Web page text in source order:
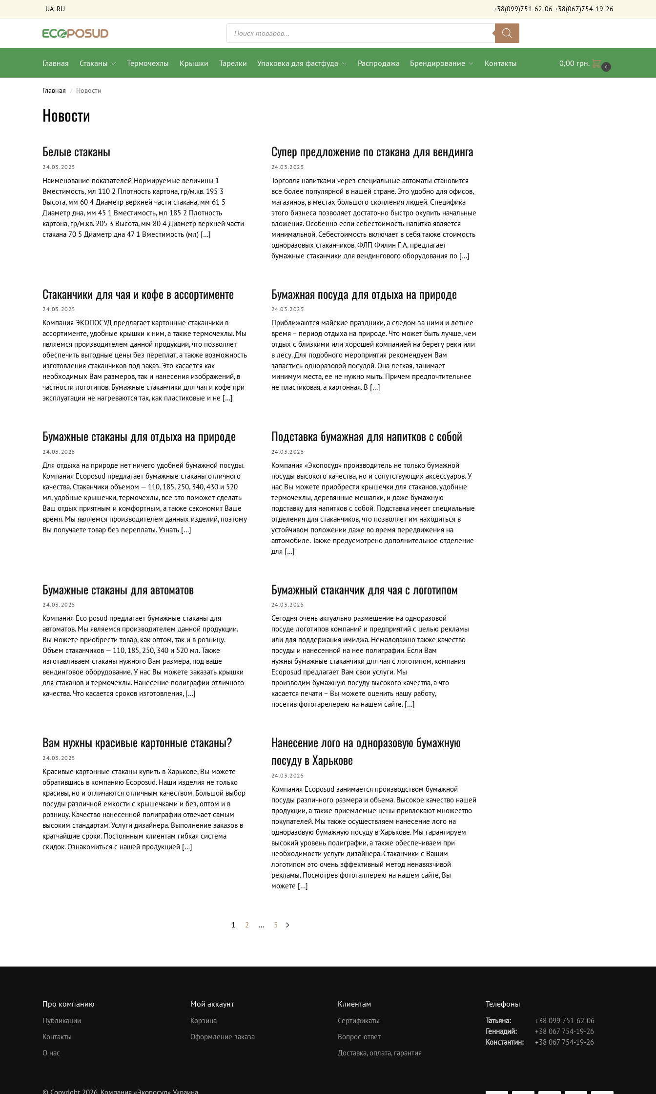
UA RU +38(099)751-62-06 +38(067)754-19-26
Главная Стаканы Термочехлы Крышки Тарелки Упаковка для фастфуда Распродажа Брендирование Контакты 0,00 грн. 0
Главная / Новости
Новости
Белые стаканы
24.03.2025
Наименование показателей Нормируемые величины 1
Вместимость, мл 110 2 Плотность картона, гр/м.кв. 195 3
Высота, мм 60 4 Диаметр верхней части стакана, мм 61 5
Диаметр дна, мм 45 1 Вместимость, мл 185 2 Плотность
картона, гр/м.кв. 205 3 Высота, мм 80 4 Диаметр верхней части
стакана 70 5 Диаметр дна 47 1 Вместимость (мл) […]
Супер предложение по стакана для вендинга
24.03.2025
Торговля напитками через специальные автоматы становится
все более популярной в нашей стране. Это удобно для офисов,
магазинов, в местах большого скопления людей. Специфика
этого бизнеса позволяет достаточно быстро окупить начальные
вложения. Особенно если себестоимость напитка является
минимальной. Себестоимость включает в себя также стоимость
одноразовых стаканчиков. ФЛП Филин Г.А. предлагает
бумажные стаканчики для вендингового оборудования по […]
Стаканчики для чая и кофе в ассортименте
24.03.2025
Компания ЭКОПОСУД предлагает картонные стаканчики в
ассортименте, удобные крышки к ним, а также термочехлы. Мы
являемся производителем данной продукции, что позволяет
обеспечить выгодные цены без переплат, а также возможность
изготовления стаканчиков под заказ. Это касается как
необходимых Вам размеров, так и нанесения изображений, в
частности логотипов. Бумажные стаканчики для чая и кофе при
эксплуатации не нагреваются так, как пластиковые и не […]
Бумажная посуда для отдыха на природе
24.03.2025
Приближаются майские праздники, а следом за ними и летнее
время – период отдыха на природе. Что может быть лучше, чем
отдых с близкими или хорошей компанией на берегу реки или
в лесу. Для подобного мероприятия рекомендуем Вам
запастись одноразовой посудой. Она легкая, занимает
минимум места, ее не нужно мыть. Причем предпочтительнее
не пластиковая, а картонная. В […]
Бумажные стаканы для отдыха на природе
24.03.2025
Для отдыха на природе нет ничего удобней бумажной посуды.
Компания Еcoposud предлагает бумажные стаканы отличного
качества. Стаканчики объемом — 110, 185, 250, 340, 430 и 520
мл, удобные крышечки, термочехлы, все это поможет сделать
Ваш отдых приятным и комфортным, а также сэкономит Ваше
время. Мы являемся производителем данных изделий, поэтому
Вы получаете товар без переплаты. Узнать […]
Подставка бумажная для напитков с собой
24.03.2025
Компания «Экопосуд» производитель не только бумажной
посуды высокого качества, но и сопутствующих аксессуаров. У
нас Вы можете приобрести крышечки для стаканов, удобные
термочехлы, деревянные мешалки, и даже бумажную
подставку для напитков с собой. Подставка имеет специальные
отделения для стаканчиков, что позволяет им находиться в
устойчивом положении даже во время передвижения на
автомобиле. Также предусмотрено дополнительное отделение
для […]
Бумажные стаканы для автоматов
24.03.2025
Компания Еco posud предлагает бумажные стаканы для
автоматов. Мы являемся производителем данной продукции.
Вы можете приобрести товар, как оптом, так и в розницу.
Объем стаканчиков — 110, 185, 250, 340 и 520 мл. Также
изготавливаем стаканы нужного Вам размера, под ваше
вендинговое оборудование. У нас Вы можете заказать крышки
для стаканов и термочехлы. Нанесение полиграфии отличного
качества. Что касается сроков изготовления, […]
Бумажный стаканчик для чая с логотипом
24.03.2025
Сегодня очень актуально размещение на одноразовой
посуде логотипов компаний и предприятий с целью рекламы
или для поддержания имиджа. Немаловажно также качество
посуды и нанесенной на нее полиграфии. Если Вам
нужны бумажные стаканчики для чая с логотипом, компания
Еcoposud предлагает Вам свои услуги. Мы
производим бумажную посуду высокого качества, а что
касается печати – Вы можете оценить нашу работу,
посетив фотогарелерею на нашем сайте. […]
Вам нужны красивые картонные стаканы?
24.03.2025
Красивые картонные стаканы купить в Харькове, Вы можете
обратившись в компанию Еcoposud. Наши изделия не только
красивы, но и отличаются отличным качеством. Большой выбор
посуды различной емкости с крышечками и без, оптом и в
розницу. Качество нанесенной полиграфии отвечает самым
высоким стандартам. Услуги дизайнера. Выполнение заказов в
кратчайшие сроки. Постоянным клиентам гибкая система
скидок. Ознакомиться с нашей продукцией […]
Нанесение лого на одноразовую бумажную
посуду в Харькове
24.03.2025
Компания Еcoposud занимается производством бумажной
посуды различного размера и объема. Высокое качество нашей
продукции, а также приемлемые цены привлекают множество
покупателей. Мы также осуществляем нанесение лого на
одноразовую бумажную посуду в Харькове. Мы гарантируем
высокий уровень полиграфии, а также обеспечиваем при
необходимости услуги дизайнера. Стаканчики с Вашим
логотипом это очень эффективный метод ненавязчивой
рекламы. Посмотрев фотогаллерею на нашем сайте, Вы
можете […]
1 2 … 5
Про компанию
Публикации
Контакты
О нас
Мой аккаунт
Корзина
Оформление заказа
Клиентам
Сертификаты
Вопрос-ответ
Доставка, оплата, гарантия
Телефоны
Татьяна:
+38 099 751-62-06
Геннадий:
+38 067 754-19-26
Константин:
+38 067 754-19-26